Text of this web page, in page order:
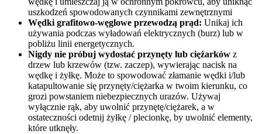
uszkodzeń spowodowanych czynnikami zewnętrznymi
Wędki grafitowo-węglowe przewodzą prąd: Unikaj ich
używania podczas wyładowań elektrycznych (burz) lub w
pobliżu linii energetycznych.
Nigdy nie próbuj wydostać przynęty lub ciężarków z
drzew lub krzewów (tzw. zaczep), wywierając nacisk na
wędkę i żyłkę. Może to spowodować złamanie wędki i/lub
katapultowanie się przynęty/ciężarka w twoim kierunku, co
grozi powstaniem niebezpiecznych urazów. Używaj
wyłącznie rąk, aby uwolnić przynętę/ciężarek, a w
ostateczności odetnij żyłkę / plecionkę, by uwolnić elementy,
które utknęły.